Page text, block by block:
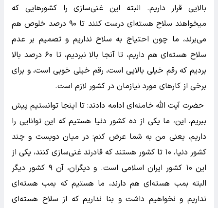
بالایی قرار داریم. البته این غنی‌سازی را کشورهایی که
میخواهند سلاح هسته‌ای درست کنند تا ۹۰ درصد خلوص هم
می‌برند، ما چون احتیاج به سلاح نداریم و تصمیم بر عدم
سلاح هسته‌ای هم داریم، تا آنجا بالا نبردیم، تا ۶۰ درصد بالا
بردیم که رقم خیلی بالایی است، رقم خیلی خوبی است، و برای
برخی از کارهای مورد نیازمان در کشور لازم است.
حضرت آیت الله خامنه‌ای ادامه دادند: تا اینجا توانستیم پیش
ببریم، این، ما یکی از ده کشور دنیا هستیم که این توانایی را
داریم، یعنی من به شما عرض کنم: در میان دویست و چند
کشور دنیا، ۱۰ تا کشور هستند که قادرند غنی‌سازی کنند، یکی از
این ۱۰ کشور ایران اسلامی است. و دیگران، آن ۹ کشور دیگر
البته بمب هسته‌ای هم دارند، ما هستیم که بمب هسته‌ای
نداریم و نخواهیم داشت و بنا نداریم که از سلاح هسته‌ای